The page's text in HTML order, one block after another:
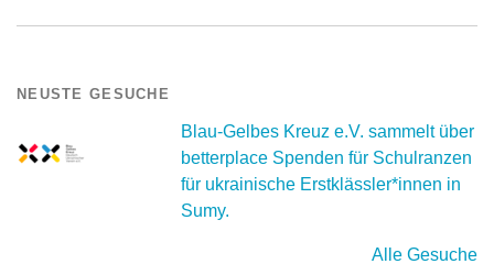
NEUSTE GESUCHE
Blau-Gelbes Kreuz e.V. sammelt über
betterplace Spenden für Schulranzen
für ukrainische Erstklässler*innen in
Sumy.
Alle Gesuche